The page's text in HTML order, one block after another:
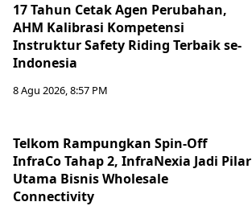
17 Tahun Cetak Agen Perubahan,
AHM Kalibrasi Kompetensi
Instruktur Safety Riding Terbaik se-
Indonesia
8 Agu 2026, 8:57 PM
Telkom Rampungkan Spin-Off
InfraCo Tahap 2, InfraNexia Jadi Pilar
Utama Bisnis Wholesale
Connectivity